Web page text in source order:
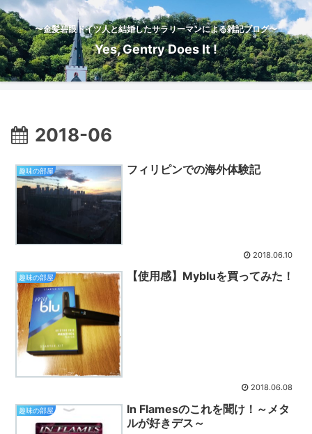
〜金髪碧眼ドイツ人と結婚したサラリーマンによる雑記ブログ〜
Yes, Gentry Does It !
2018-06
趣味の部屋 フィリピンでの海外体験記
2018.06.10
趣味の部屋 【使用感】Mybluを買ってみた！
2018.06.08
趣味の部屋
In Flamesのこれを聞け！～メタ
ルが好きデス～